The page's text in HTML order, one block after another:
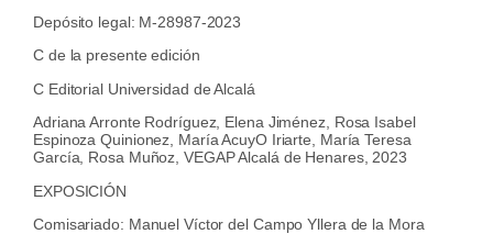
Depósito legal: M-28987-2023
C de la presente edición
C Editorial Universidad de Alcalá
Adriana Arronte Rodríguez, Elena Jiménez, Rosa Isabel
Espinoza Quinionez, María AcuyO Iriarte, María Teresa
García, Rosa Muñoz, VEGAP Alcalá de Henares, 2023
EXPOSICIÓN
Comisariado: Manuel Víctor del Campo Yllera de la Mora